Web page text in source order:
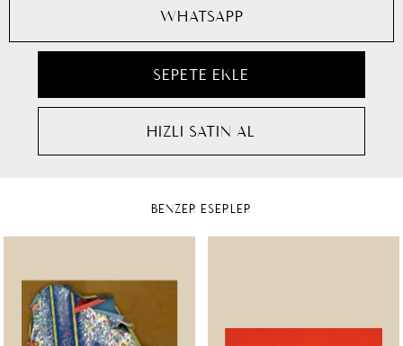
WHATSAPP
BENZER ESERLER